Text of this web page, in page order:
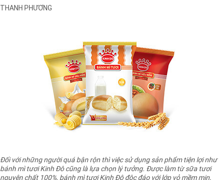
THANH PHƯƠNG
Đối với những người quá bận rộn thì việc sử dụng sản phẩm tiện lợi như
bánh mì tươi Kinh Đô cũng là lựa chọn lý tưởng. Được làm từ sữa tươi
nguyên chất 100%, bánh mì tươi Kinh Đô độc đáo với lớp vỏ mềm mịn,